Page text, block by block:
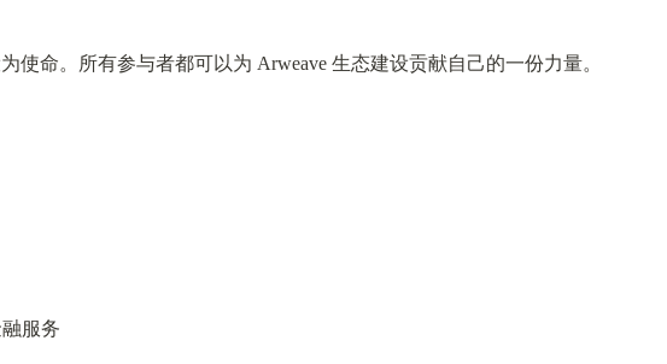
使命。所有参与者都可以为 Arweave 生态建设贡献自己的一份力量。
服务